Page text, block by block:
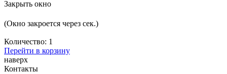
Закрыть окно
(Окно закроется через сек.)
Количество: 1
Перейти в корзину
наверх
Контакты